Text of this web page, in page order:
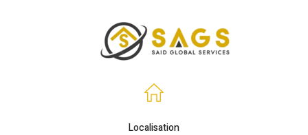
Localisation